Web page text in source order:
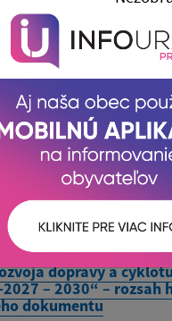
dopravy a
– 2030“ – rozsah
dokumentu